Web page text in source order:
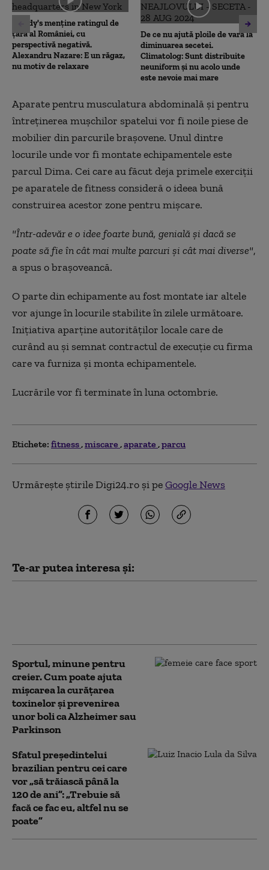
Moody's menține ratingul de
țară al României, cu
perspectivă negativă.
Alexandru Nazare: E un răgaz,
nu motiv de relaxare
De ce nu ajută ploile de vară la
diminuarea secetei.
Climatolog: Sunt distribuite
neuniform și nu acolo unde
este nevoie mai mare
Aparate pentru musculatura abdominală şi pentru
întreținerea mușchilor spatelui vor fi noile piese de
mobilier din parcurile braşovene. Unul dintre
locurile unde vor fi montate echipamentele este
parcul Dima. Cei care au făcut deja primele exerciţii
pe aparatele de fitness consideră o ideea bună
construirea acestor zone pentru mişcare.
"Într-adevăr e o idee foarte bună, genială şi dacă se
poate să fie în cât mai multe parcuri şi cât mai diverse",
a spus o braşoveancă.
O parte din echipamente au fost montate iar altele
vor ajunge în locurile stabilite în zilele următoare.
Iniţiativa aparţine autorităţilor locale care de
curând au şi semnat contractul de execuţie cu firma
care va furniza şi monta echipamentele.
Lucrările vor fi terminate în luna octombrie.
Etichete: fitness miscare aparate parcu
Urmărește știrile Digi24.ro și peGoogle News
Te-ar putea interesa și:
Sportul, minune pentru
creier. Cum poate ajuta
mișcarea la curățarea
toxinelor și prevenirea
unor boli ca Alzheimer sau
Parkinson
Sfatul președintelui
brazilian pentru cei care
vor „să trăiască până la
120 de ani”: „Trebuie să
facă ce fac eu, altfel nu se
poate”